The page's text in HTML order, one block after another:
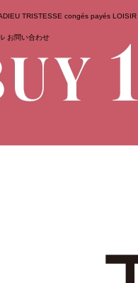
TRISTESSE congés payés LOISIR
お問い合わせ